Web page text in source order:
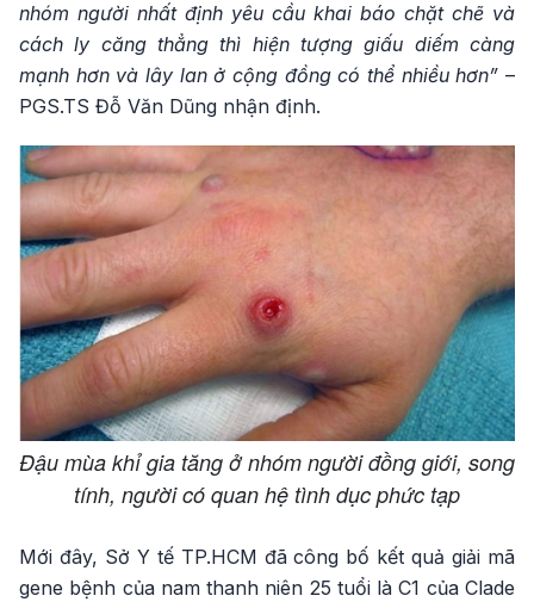
nhóm người nhất định yêu cầu khai báo chặt chẽ và
cách ly căng thẳng thì hiện tượng giấu diếm càng
mạnh hơn và lây lan ở cộng đồng có thể nhiều hơn” –
PGS.TS Đỗ Văn Dũng nhận định.
Đậu mùa khỉ gia tăng ở nhóm người đồng giới, song
tính, người có quan hệ tình dục phức tạp
Mới đây, Sở Y tế TP.HCM đã công bố kết quả giải mã
gene bệnh của nam thanh niên 25 tuổi là C1 của Clade